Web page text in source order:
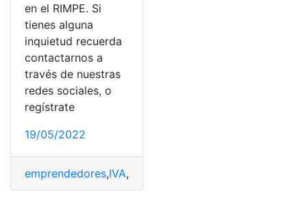
en el RIMPE. Si
tienes alguna
inquietud recuerda
contactarnos a
través de nuestras
redes sociales, o
regístrate
19/05/2022
emprendedores,IVA,